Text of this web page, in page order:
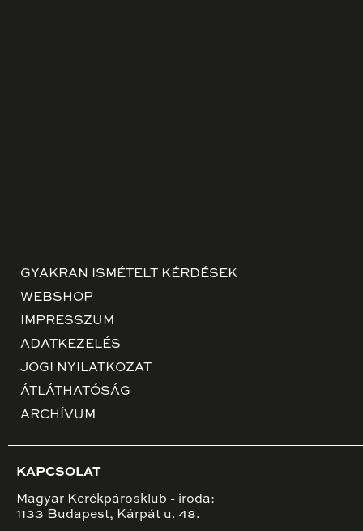
GYAKRAN ISMÉTELT KÉRDÉSEK
WEBSHOP
IMPRESSZUM
ADATKEZELÉS
JOGI NYILATKOZAT
ÁTLÁTHATÓSÁG
ARCHÍVUM
KAPCSOLAT
Magyar Kerékpárosklub - iroda:
1133 Budapest, Kárpát u. 48.